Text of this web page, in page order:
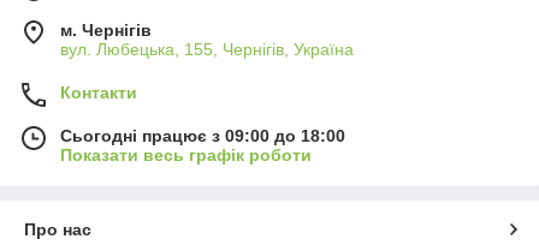
м. Чернігів
вул. Любецька, 155, Чернігів, Україна
Контакти
Сьогодні працює з 09:00 до 18:00
Показати весь графік роботи
Про нас